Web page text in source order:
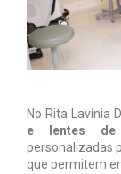
No Rita Lavínia
e lentes de
personalizadas
que permitem